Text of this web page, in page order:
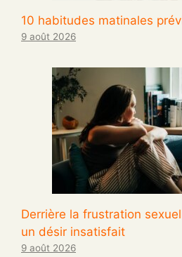
10 habitudes matinales
9 août 2026
Derrière la frustration
un désir insatisfait
9 août 2026